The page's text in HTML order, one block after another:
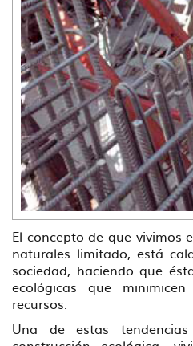
El concepto de que vivimos
naturales limitado, está
sociedad, haciendo que
ecológicas que
recursos.
Una de estas